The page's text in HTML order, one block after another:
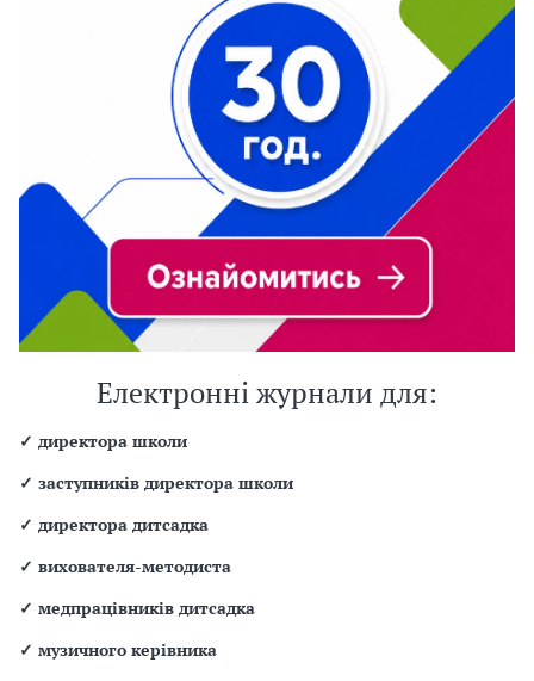
Електронні журнали для:
✓ директора школи
✓ заступників директора школи
✓ директора дитсадка
✓ вихователя-методиста
✓ медпрацівників дитсадка
✓ музичного керівника